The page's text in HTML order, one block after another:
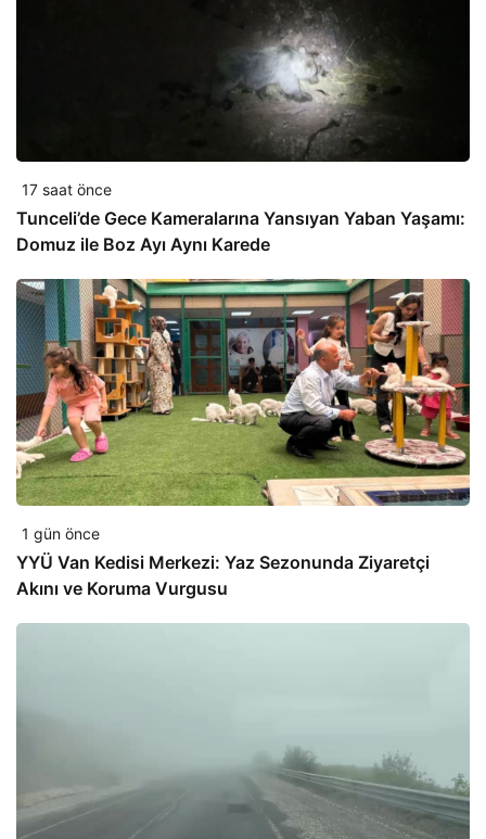
17 saat önce
Tunceli’de Gece Kameralarına Yansıyan Yaban Yaşamı:
Domuz ile Boz Ayı Aynı Karede
1 gün önce
YYÜ Van Kedisi Merkezi: Yaz Sezonunda Ziyaretçi
Akını ve Koruma Vurgusu